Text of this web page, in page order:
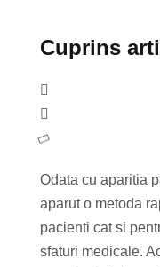
Cuprins
Odata cu aparitia
aparut o metoda
pacienti cat si
sfaturi medicale.